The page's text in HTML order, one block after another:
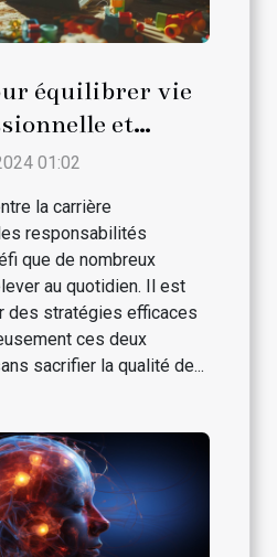
équilibrer vie
et
parentales
01:02
la carrière
responsabilités
que de nombreux
au quotidien. Il est
des stratégies efficaces
ces deux
sacrifier la qualité de...